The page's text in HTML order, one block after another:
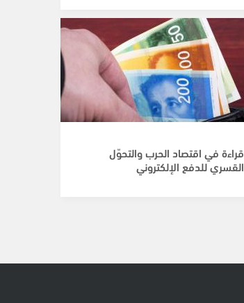
قراءة في اقتصاد الحرب والتحوّل
القسري للدفع الإلكتروني